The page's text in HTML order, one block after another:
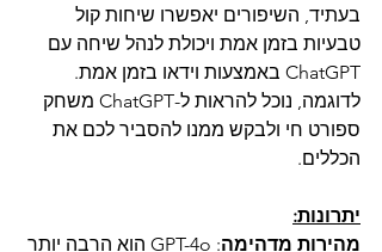
בעתיד, השיפורים יאפשרו שיחות קול
טבעיות בזמן אמת ויכולת לנהל שיחה עם
ChatGPT באמצעות וידאו בזמן אמת.
לדוגמה, נוכל להראות ל-ChatGPT משחק
ספורט חי ולבקש ממנו להסביר לכם את
הכללים.
יתרונות:
מהירות מדהימה
: GPT-4o הוא הרבה יותר